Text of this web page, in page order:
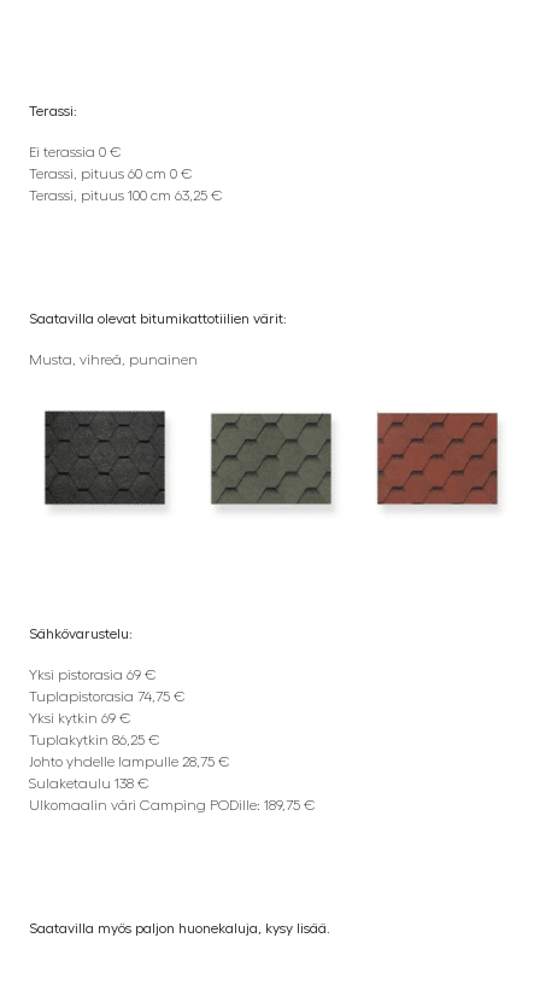
Terassi:
Ei terassia 0 €
Terassi, pituus 60 cm 0 €
Terassi, pituus 100 cm 63,25 €
Saatavilla olevat bitumikattotiilien värit:
Musta, vihreä, punainen
Sähkövarustelu:
Yksi pistorasia 69 €
Tuplapistorasia 74,75 €
Yksi kytkin 69 €
Tuplakytkin 86,25 €
Johto yhdelle lampulle 28,75 €
Sulaketaulu 138 €
Ulkomaalin väri Camping PODille: 189,75 €
Saatavilla myös paljon huonekaluja, kysy lisää.